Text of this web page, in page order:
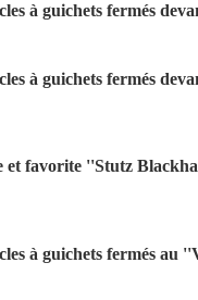
à guichets fermés
à guichets fermés
et favorite ''Stutz
à guichets fermés